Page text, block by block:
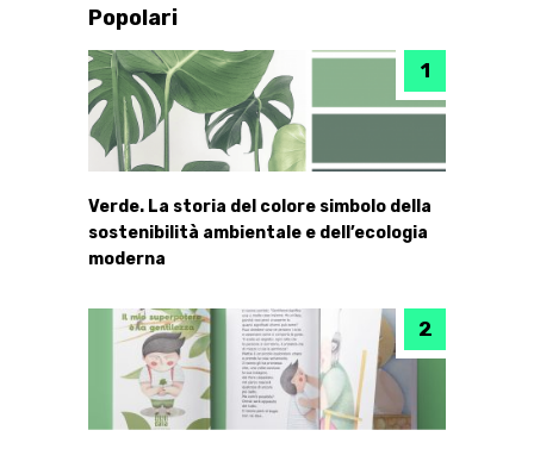
Popolari
Verde. La storia del colore simbolo della
sostenibilità ambientale e dell’ecologia
moderna